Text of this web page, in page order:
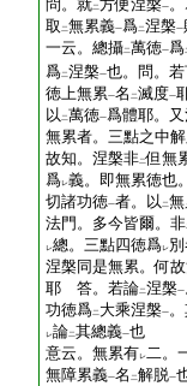
問。就二方便涅槃一
取 二無累義一爲二涅槃一
一云。總攝二萬徳一爲
爲二涅槃一也。問。
徳上無累一名 二滅度一
以 二萬徳一爲體耶。
無累者。三點之中
故知。涅槃非二但無
爲レ義。即無累徳也
切諸功徳一者。以 二
法門。多今皆爾。非
レ總。三點四徳爲レ
涅槃同是無累。何
耶 答。若論二涅槃一
功徳爲二 大乘涅槃一
レ論二其總義一也
意云。無累有レ二。
無障累義一名 二解脱一